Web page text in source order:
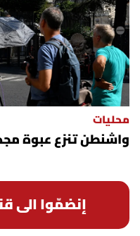
محليات
واشنطن تنزع عبوة
إنضمّوا الى